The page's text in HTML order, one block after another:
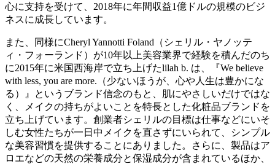
心に支持を受けて、2018年に年間収益1億ドルの規模のビジ
ネスに成長しています。
また、同様にCheryl Yannotti Foland（シェリル・ヤノッテ
ィ・フォーランド）が10年以上美容業界で経験を積んだのち
に2015年に米国西海岸で立ち上げたlilah b. は、『We believe
with less, you are more.（少ないほうが、心や人生は豊かにな
る）』というブランド信念のもと、肌にやさしいだけではな
く、メイクの持ちがよいことを特長とした化粧品ブランドを
立ち上げています。創業者シェリルの目標は仕事などにいそ
しむ女性たちが一日中メイクを直さずにいられて、シンプル
な美容習慣を提供することにありました。さらに、製品はア
ロエなどの天然の栄養成分と保湿成分が含まれているほか、